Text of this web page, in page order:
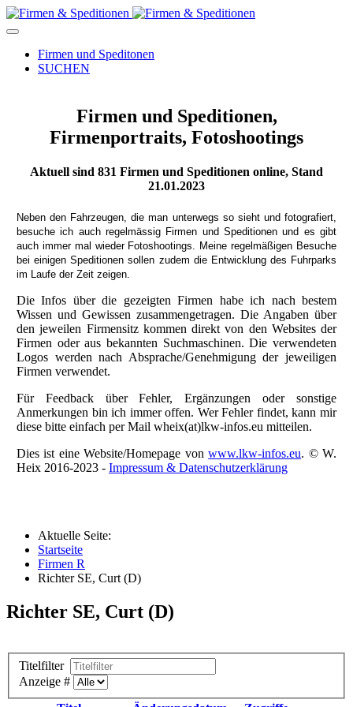
Firmen und Speditonen
SUCHEN
Firmen und Speditionen,
Firmenportraits, Fotoshootings
Aktuell sind 831 Firmen und Speditionen online, Stand
21.01.2023
Neben den Fahrzeugen, die man unterwegs so sieht und fotografiert,
besuche ich auch regelmässig Firmen und Speditionen und es gibt
auch immer mal wieder Fotoshootings. Meine regelmäßigen Besuche
bei einigen Speditionen sollen zudem die Entwicklung des Fuhrparks
im Laufe der Zeit zeigen.
Die Infos über die gezeigten Firmen habe ich nach bestem
Wissen und Gewissen zusammengetragen. Die Angaben über
den jeweilen Firmensitz kommen direkt von den Websites der
Firmen oder aus bekannten Suchmaschinen. Die verwendeten
Logos werden nach Absprache/Genehmigung der jeweiligen
Firmen verwendet.
Für Feedback über Fehler, Ergänzungen oder sonstige
Anmerkungen bin ich immer offen. Wer Fehler findet, kann mir
diese bitte einfach per Mail wheix(at)lkw-infos.eu mitteilen.
Dies ist eine Website/Homepage vonwww.lkw-infos.eu. © W.
Heix 2016-2023 - Impressum & Datenschutzerklärung
Aktuelle Seite:
Startseite
Firmen R
Richter SE, Curt (D)
Richter SE, Curt (D)
Titelfilter
Anzeige #